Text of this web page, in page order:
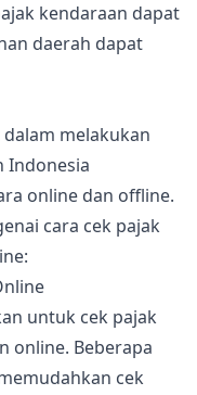
kendaraan dapat
daerah dapat
melakukan
Indonesia
online dan offline.
cara cek pajak
untuk cek pajak
online. Beberapa
cek